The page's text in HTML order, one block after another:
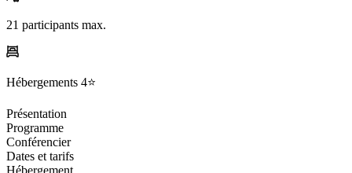
21 participants max.
Hébergements 4⭐️
Présentation
Programme
Conférencier
Dates et tarifs
Hébergement